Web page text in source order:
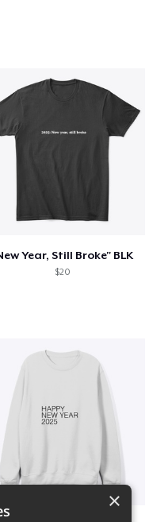
Year, Still Broke" BLK
$20
×